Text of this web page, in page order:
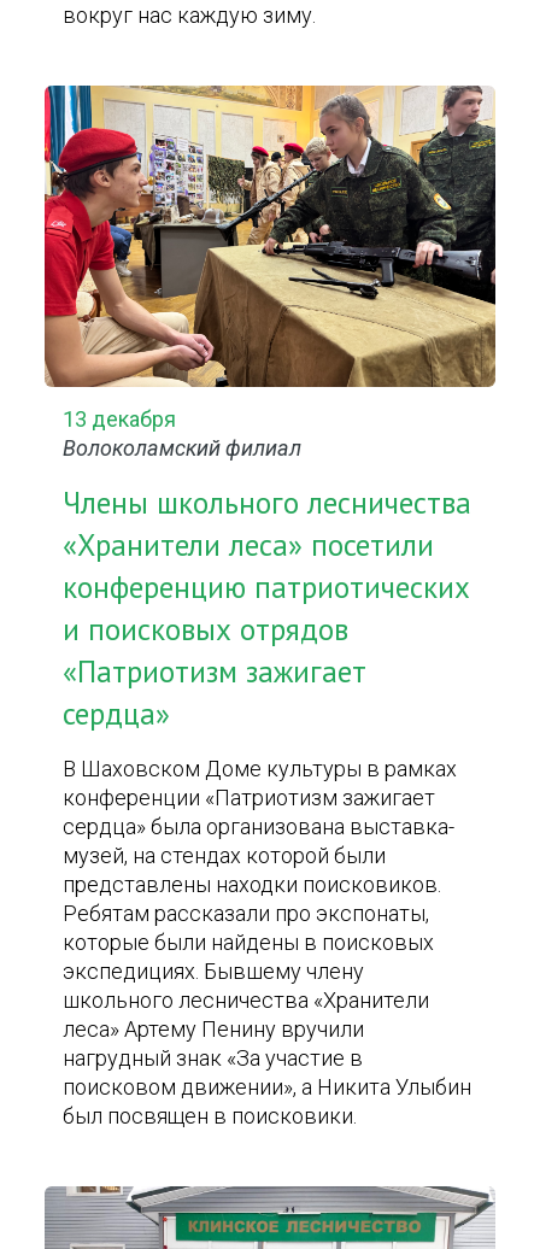
вокруг нас каждую зиму.
13 декабря
Волоколамский филиал
Члены школьного лесничества
«Хранители леса» посетили
конференцию патриотических
и поисковых отрядов
«Патриотизм зажигает
сердца»
В Шаховском Доме культуры в рамках
конференции «Патриотизм зажигает
сердца» была организована выставка-
музей, на стендах которой были
представлены находки поисковиков.
Ребятам рассказали про экспонаты,
которые были найдены в поисковых
экспедициях. Бывшему члену
школьного лесничества «Хранители
леса» Артему Пенину вручили
нагрудный знак «За участие в
поисковом движении», а Никита Улыбин
был посвящен в поисковики.